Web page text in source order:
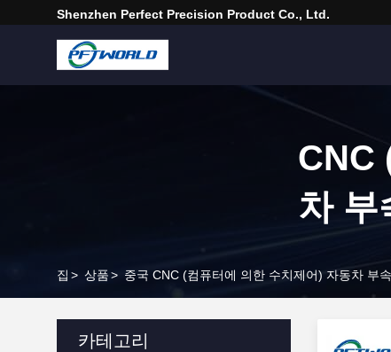
Shenzhen Perfect Precision Product Co., Ltd.
CNC
차 부
집 > 상품> 중국 CNC (컴퓨터에 의한 수치제어) 자동차 부
카테고리